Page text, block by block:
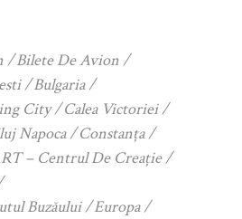
Bilete De Avion
Bulgaria
City
Calea Victoriei
Napoca
Constanța
– Centrul De Creație
Buzăului
Europa